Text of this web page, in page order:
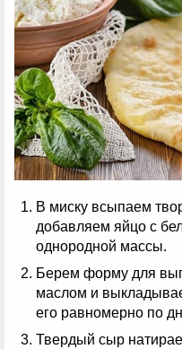
В миску всыпаем
добавляем яйцо с
однородной массы.
Берем форму для
маслом и
его равномерно по
Твердый сыр